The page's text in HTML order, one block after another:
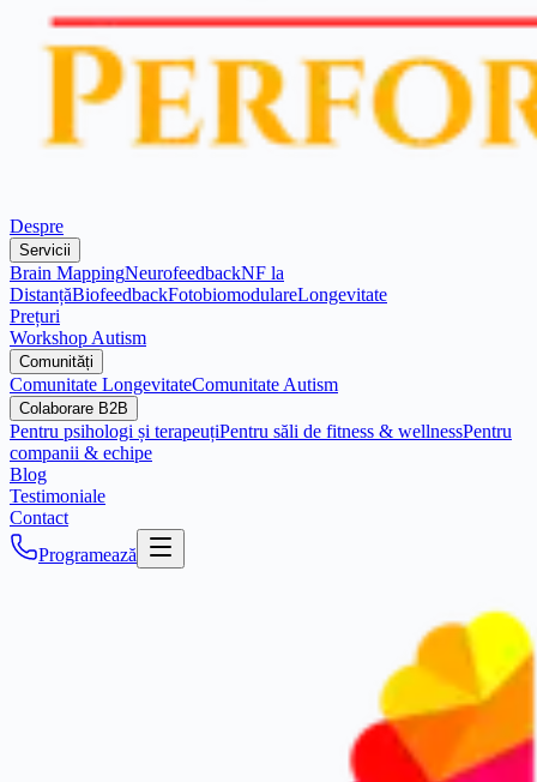
Despre
Servicii
Brain MappingNeurofeedbackNF la
DistanțăBiofeedbackFotobiomodulareLongevitate
Prețuri
Workshop Autism
Comunități
Comunitate LongevitateComunitate Autism
Colaborare B2B
Pentru psihologi și terapeuțiPentru săli de fitness & wellnessPentru
companii & echipe
Blog
Testimoniale
Contact
Programează